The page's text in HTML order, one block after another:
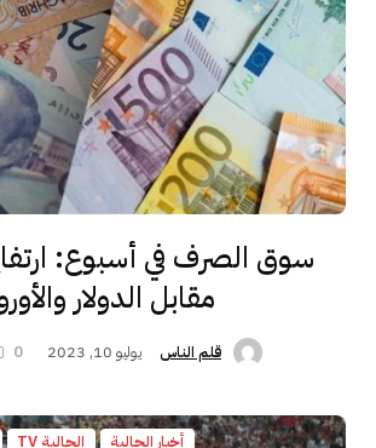
سوق الصرف في أسبوع:
مقابل الدولار
قلم الناس يوليو 10, 2023 0
أخبار الجالية الجالية TV